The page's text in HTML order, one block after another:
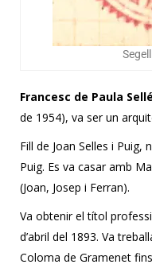
Francesc de Paula
de 1954), va ser un
Fill de Joan Selles i Puig,
Puig. Es va casar amb
(Joan, Josep i Ferran).
Va obtenir el títol
d’abril del 1893. Va
Coloma de Gramenet